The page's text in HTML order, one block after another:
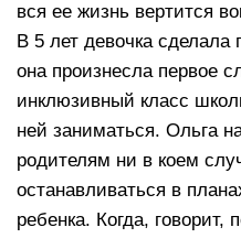
вся ее жизнь вертится
В 5 лет девочка
она произнесла первое
инклюзивный класс
ней заниматься. Ольга
родителям ни в коем
останавливаться в
ребенка. Когда, говорит,